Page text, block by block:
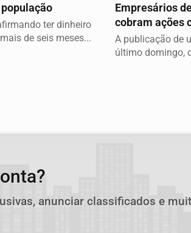
ter dinheiro
de seis meses...
Empresários
cobram ações
após...
A publicação de
último domingo,
anunciar classificados e